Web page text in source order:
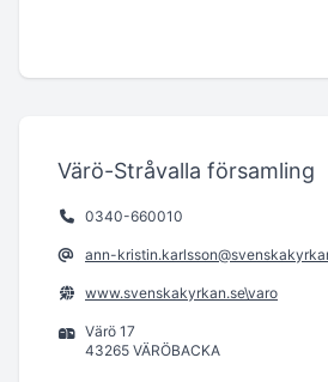
Värö-Stråvalla församling
0340-660010
ann-
www.svenskakyrkan.se\varo
Värö 17
43265 VÄRÖBACKA